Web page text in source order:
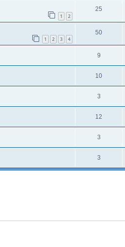
1 2
25
1 2 3 4
50
9
10
3
12
3
3